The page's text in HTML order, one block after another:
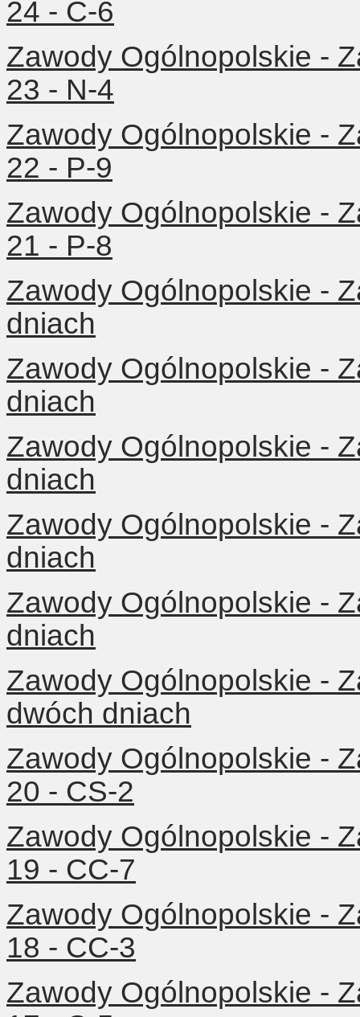
24 - C-6
Zawody Ogólnopolskie -
23 - N-4
Zawody Ogólnopolskie -
22 - P-9
Zawody Ogólnopolskie -
21 - P-8
Zawody Ogólnopolskie -
dniach
Zawody Ogólnopolskie -
dniach
Zawody Ogólnopolskie -
dniach
Zawody Ogólnopolskie -
dniach
Zawody Ogólnopolskie -
dniach
Zawody Ogólnopolskie -
dwóch dniach
Zawody Ogólnopolskie -
20 - CS-2
Zawody Ogólnopolskie -
19 - CC-7
Zawody Ogólnopolskie -
18 - CC-3
Zawody Ogólnopolskie -